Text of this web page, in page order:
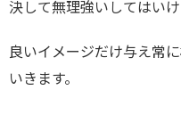
決して無理強いしてはいけ
良いイメージだけ与え常
いきます。